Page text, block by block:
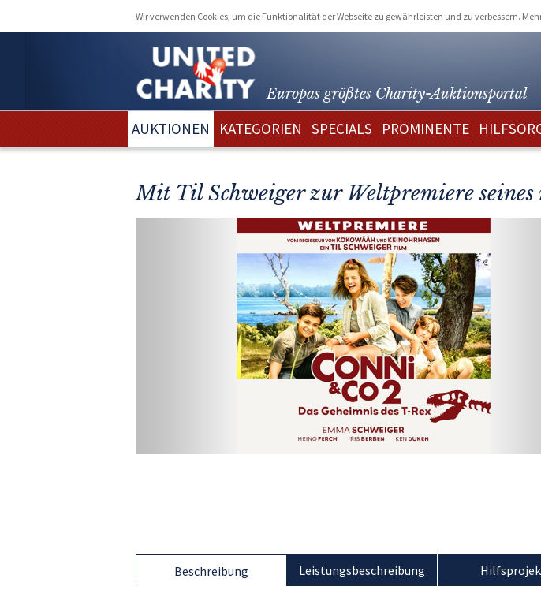
Wir verwenden Cookies, um die Funktionalität der Webseite zu gewährleisten und zu verbessern.
Europas größtes Charity-Auktionsportal
AUKTIONEN KATEGORIEN SPECIALS PROMINENTE
Mit Til Schweiger zur Weltpremiere
Beschreibung Leistungsbeschreibung